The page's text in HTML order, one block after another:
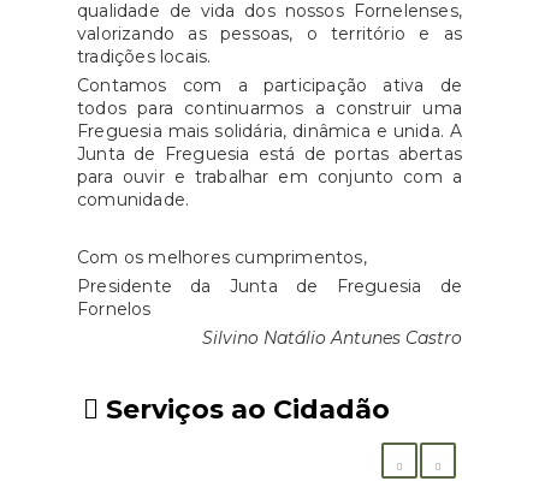
qualidade de vida dos nossos Fornelenses,
valorizando as pessoas, o território e as
tradições locais.
Contamos com a participação ativa de
todos para continuarmos a construir uma
Freguesia mais solidária, dinâmica e unida. A
Junta de Freguesia está de portas abertas
para ouvir e trabalhar em conjunto com a
comunidade.
Com os melhores cumprimentos,
Presidente da Junta de Freguesia de
Fornelos
Silvino Natálio Antunes Castro
Serviços ao Cidadão